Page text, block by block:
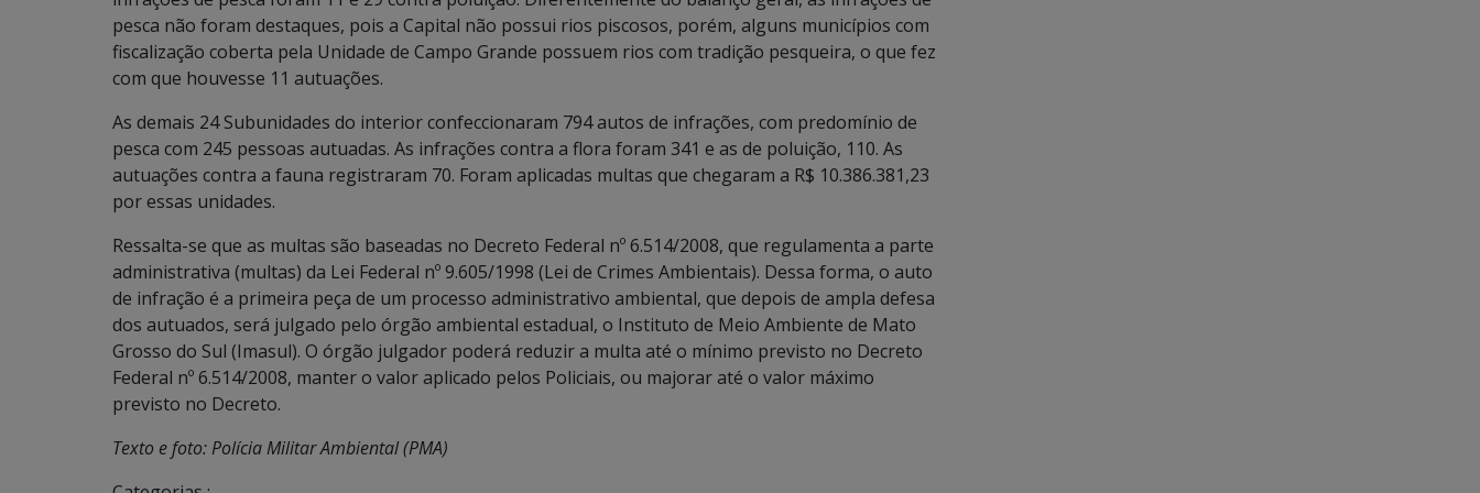
pesca não foram destaques, pois a Capital não possui rios piscosos, porém, alguns municípios com
fiscalização coberta pela Unidade de Campo Grande possuem rios com tradição pesqueira, o que fez
com que houvesse 11 autuações.
As demais 24 Subunidades do interior confeccionaram 794 autos de infrações, com predomínio de
pesca com 245 pessoas autuadas. As infrações contra a flora foram 341 e as de poluição, 110. As
autuações contra a fauna registraram 70. Foram aplicadas multas que chegaram a R$ 10.386.381,23
por essas unidades.
Ressalta-se que as multas são baseadas no Decreto Federal nº 6.514/2008, que regulamenta a parte
administrativa (multas) da Lei Federal nº 9.605/1998 (Lei de Crimes Ambientais). Dessa forma, o auto
de infração é a primeira peça de um processo administrativo ambiental, que depois de ampla defesa
dos autuados, será julgado pelo órgão ambiental estadual, o Instituto de Meio Ambiente de Mato
Grosso do Sul (Imasul). O órgão julgador poderá reduzir a multa até o mínimo previsto no Decreto
Federal nº 6.514/2008, manter o valor aplicado pelos Policiais, ou majorar até o valor máximo
previsto no Decreto.
Texto e foto: Polícia Militar Ambiental (PMA)